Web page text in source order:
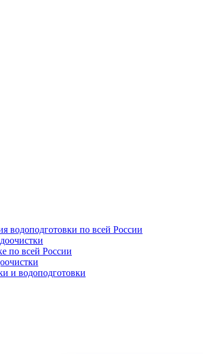
водоподготовки по всей России
по всей России
и водоподготовки